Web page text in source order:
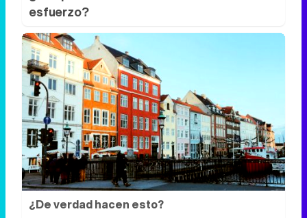
¿De verdad hacen esto?
Costumbres que rompen todos los
esquemas